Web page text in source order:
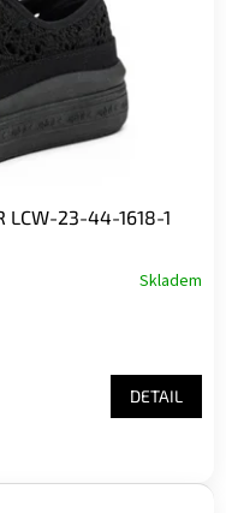
LCW-23-44-1618-1
Skladem
DETAIL